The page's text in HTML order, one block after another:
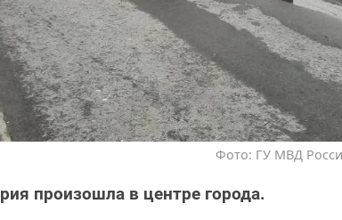
Фото: ГУ МВД
произошла в центре города.